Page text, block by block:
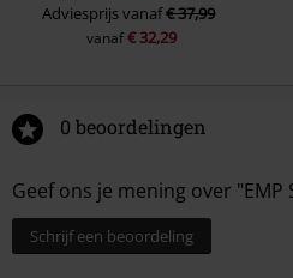
Adviesprijsvanaf€ 37,99
vanaf€ 32,29
0 beoordelingen
Geef ons je mening over
Schrijf een beoordeling